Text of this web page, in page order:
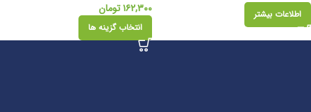
اطلاعات بیشتر ۱۶۲,۳۰۰تومان
انتخاب گزینه ها